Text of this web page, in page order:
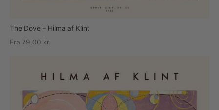
The Dove – Hilma af Klint
Fra 79,00 kr.